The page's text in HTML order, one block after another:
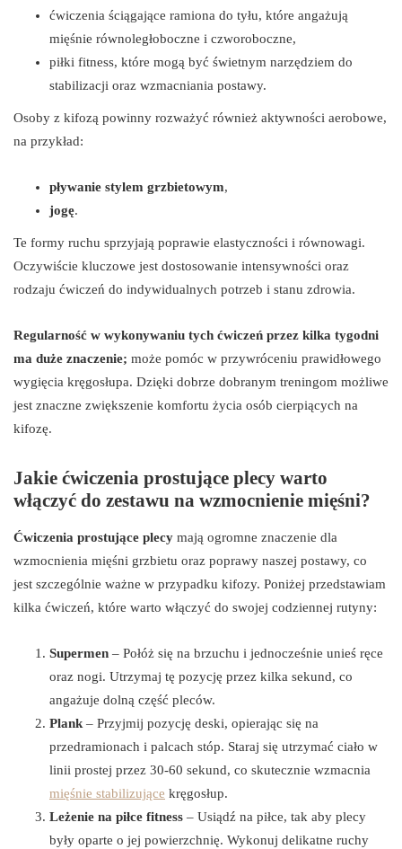
ćwiczenia ściągające ramiona do tyłu, które angażują
mięśnie równoległoboczne i czworoboczne,
piłki fitness, które mogą być świetnym narzędziem do
stabilizacji oraz wzmacniania postawy.
Osoby z kifozą powinny rozważyć również aktywności aerobowe,
na przykład:
pływanie stylem grzbietowym,
jogę.
Te formy ruchu sprzyjają poprawie elastyczności i równowagi.
Oczywiście kluczowe jest dostosowanie intensywności oraz
rodzaju ćwiczeń do indywidualnych potrzeb i stanu zdrowia.
Regularność w wykonywaniu tych ćwiczeń przez kilka tygodni
ma duże znaczenie; może pomóc w przywróceniu prawidłowego
wygięcia kręgosłupa. Dzięki dobrze dobranym treningom możliwe
jest znaczne zwiększenie komfortu życia osób cierpiących na
kifozę.
Jakie ćwiczenia prostujące plecy warto
włączyć do zestawu na wzmocnienie mięśni?
Ćwiczenia prostujące plecy mają ogromne znaczenie dla
wzmocnienia mięśni grzbietu oraz poprawy naszej postawy, co
jest szczególnie ważne w przypadku kifozy. Poniżej przedstawiam
kilka ćwiczeń, które warto włączyć do swojej codziennej rutyny:
Supermen – Połóż się na brzuchu i jednocześnie unieś ręce
oraz nogi. Utrzymaj tę pozycję przez kilka sekund, co
angażuje dolną część pleców.
Plank – Przyjmij pozycję deski, opierając się na
przedramionach i palcach stóp. Staraj się utrzymać ciało w
linii prostej przez 30-60 sekund, co skutecznie wzmacnia
mięśnie stabilizujące kręgosłup.
Leżenie na piłce fitness – Usiądź na piłce, tak aby plecy
były oparte o jej powierzchnię. Wykonuj delikatne ruchy